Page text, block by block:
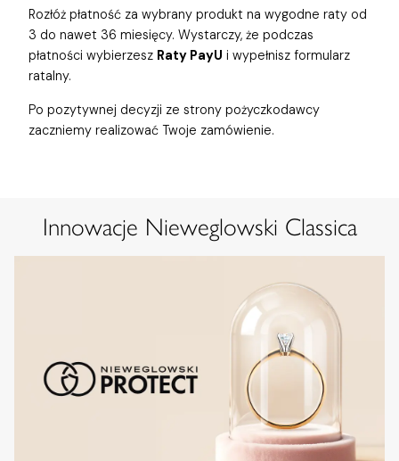
Rozłóż płatność za wybrany produkt na wygodne raty od
3 do nawet 36 miesięcy. Wystarczy, że podczas
płatności wybierzesz Raty PayU i wypełnisz formularz
ratalny.
Po pozytywnej decyzji ze strony pożyczkodawcy
zaczniemy realizować Twoje zamówienie.
Innowacje Nieweglowski Classica